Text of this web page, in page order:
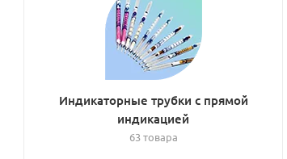
Индикаторные трубки с прямой
индикацией
63 товара